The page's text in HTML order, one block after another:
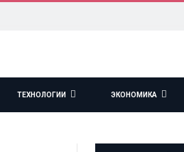
ТЕХНОЛОГИИ ЭКОНОМИКА